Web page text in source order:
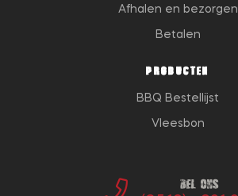
Afhalen en bezorgen
Betalen
PRODUCTEN
BBQ Bestellijst
Vleesbon
Bel ons